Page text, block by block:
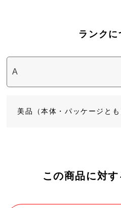
ランクに
美品（本体・パッケージとも
この商品に対